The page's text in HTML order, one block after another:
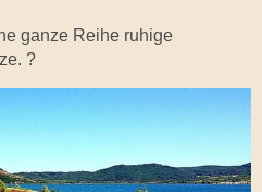
ganze Reihe ruhige
?